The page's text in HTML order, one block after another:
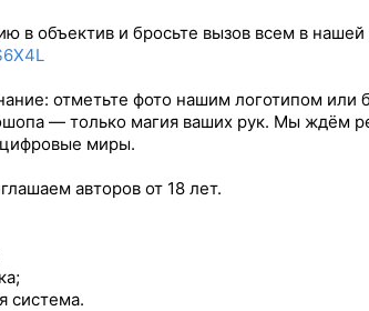
в объектив и бросьте вызов всем в нашей
отметьте фото нашим логотипом или
— только магия ваших рук. Мы ждём
миры.
авторов от 18 лет.
система.